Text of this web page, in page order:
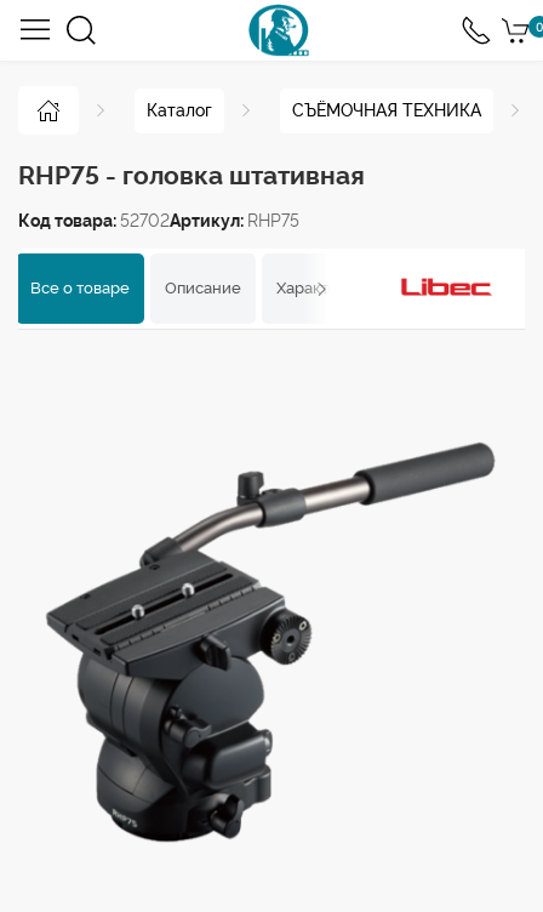
0
Каталог СЪЁМОЧНАЯ ТЕХНИКА
RHP75 - головка штативная
Код товара: 52702Артикул: RHP75
Все о товаре Описание Характеристики Отзывы